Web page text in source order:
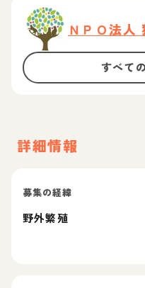
ＮＰＯ法人
すべて
詳細情報
募集の経緯
野外繁殖